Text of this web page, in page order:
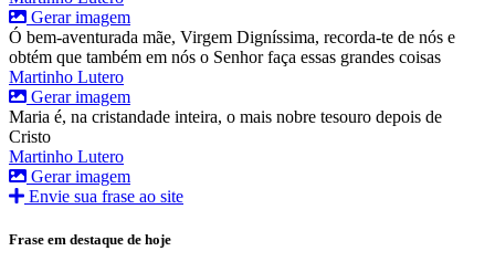
Gerar imagem
Ó bem-aventurada mãe, Virgem Digníssima, recorda-te de nós e
obtém que também em nós o Senhor faça essas grandes coisas
Martinho Lutero
Gerar imagem
Maria é, na cristandade inteira, o mais nobre tesouro depois de
Cristo
Martinho Lutero
Gerar imagem
Envie sua frase ao site
Frase em destaque de hoje